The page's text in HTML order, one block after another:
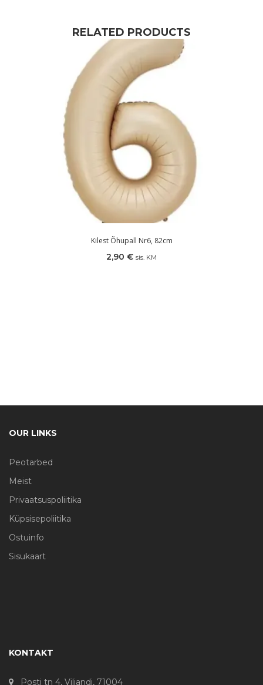
RELATED PRODUCTS
Kilest Õhupall Nr6, 82cm
2,90 € sis. KM
OUR LINKS
Peotarbed
Meist
Privaatsuspoliitika
Küpsisepoliitika
Ostuinfo
Sisukaart
KONTAKT
Posti tn 4, Viljandi, 71004